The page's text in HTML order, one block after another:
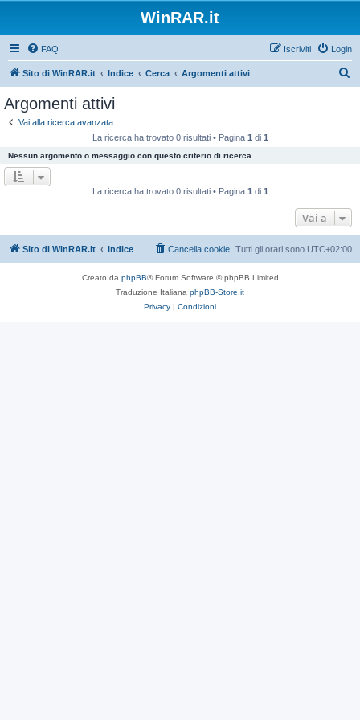
WinRAR.it
FAQ Login
Iscriviti
Sito di WinRAR.it Indice Cerca Argomenti attivi
Argomenti attivi
Vai alla ricerca avanzata
La ricerca ha trovato 0 risultati • Pagina 1 di 1
Nessun argomento o messaggio con questo criterio di ricerca.
La ricerca ha trovato 0 risultati • Pagina 1 di 1
Vai a
Sito di WinRAR.it Indice Tutti gli orari sono UTC+02:00
Cancella cookie
Creato da phpBB® Forum Software © phpBB Limited
Traduzione Italiana phpBB-Store.it
Privacy | Condizioni